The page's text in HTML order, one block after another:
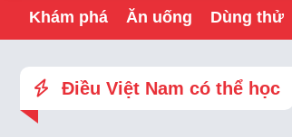
Khám phá Ăn uống Dùng thử
Điều Việt Nam có thể học